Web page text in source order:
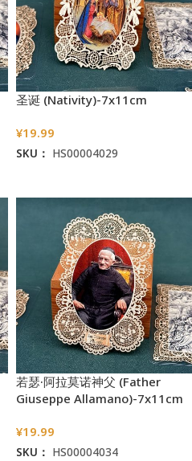
圣诞 (Nativity)-7x11cm
¥19.99
SKU： HS00004029
若瑟·阿拉莫诺神父 (Father
Giuseppe Allamano)-7x11cm
¥19.99
SKU： HS00004034